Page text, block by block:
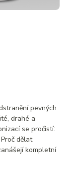
pevných
drahé a
se pročistí:
dělat
kompletní